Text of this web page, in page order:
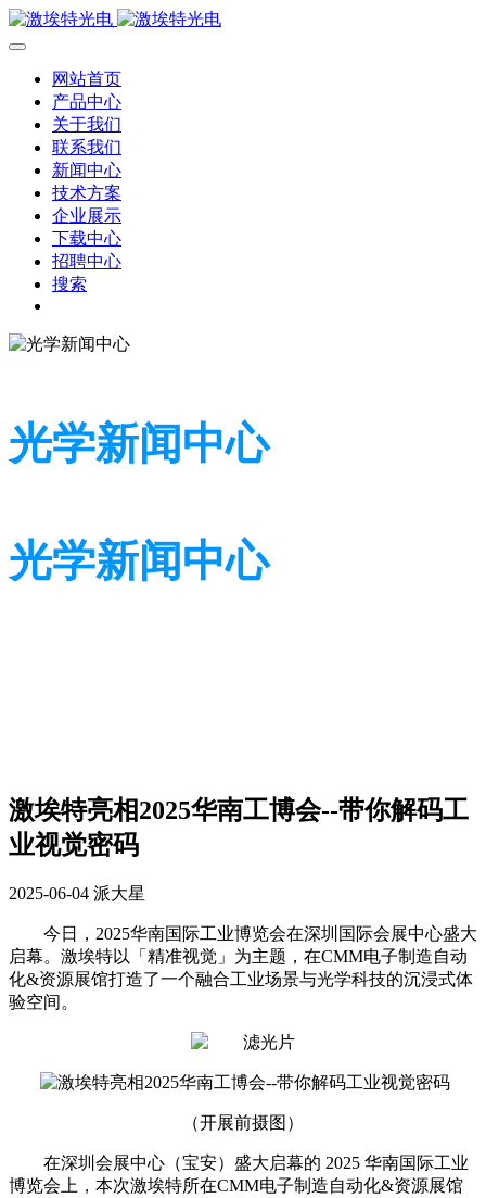
网站首页
产品中心
关于我们
联系我们
新闻中心
技术方案
企业展示
下载中心
招聘中心
搜索
光学新闻中心
光学新闻中心
激埃特亮相2025华南工博会--带你解码工
业视觉密码
2025-06-04 派大星
今日， 2025华南国际工业博览会在深圳国际会展中心盛大
启幕。激埃特以「精准视觉」为主题，在CMM电子制造自动
化&资源展馆打造了一个融合工业场景与光学科技的沉浸式体
验空间。
（开展前摄图）
在深圳会展中心（宝安）盛大启幕的 2025 华南国际工业
博览会上，本次激埃特所在CMM电子制造自动化&资源展馆